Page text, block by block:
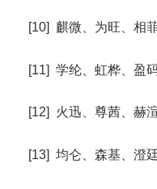
[10] 麒微、为旺、相
[11] 学纶、虹桦、盈
[12] 火迅、尊茜、赫
[13] 均仑、森基、澄